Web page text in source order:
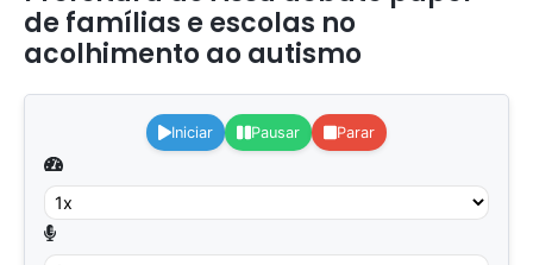
de famílias e escolas no
acolhimento ao autismo
Iniciar Pausar Parar